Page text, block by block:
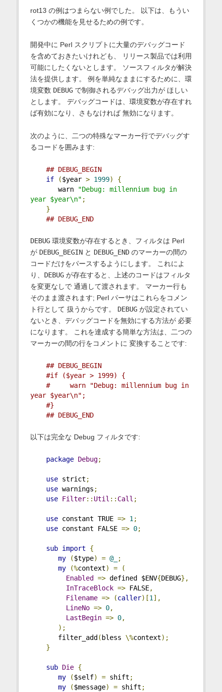
rot13 の例はつまらない例でした。 以下は、もうい
くつかの機能を見せるための例です。
開発中に Perl スクリプトに大量のデバッグコード
を含めておきたいけれども、 リリース製品では利用
可能にしたくないとします。 ソースフィルタが解決
法を提供します。 例を単純なままにするために、環
境変数 DEBUGで制御されるデバッグ出力が ほしい
とします。 デバッグコードは、環境変数が存在すれ
ば有効になり、さもなければ 無効になります。
次のように、二つの特殊なマーカー行でデバッグす
るコードを囲みます:
## DEBUG_BEGIN
if
($year > 1999)
{
warn
"Debug: millennium bug in
year $year\n" ;
}
## DEBUG_END
DEBUG環境変数が存在するとき、フィルタは Perl
が DEBUG_BEGINと DEBUG_ENDのマーカーの間の
コードだけをパースするようにします。 これによ
り、 DEBUGが存在すると、上述のコードはフィルタ
を変更なしで 通過して渡されます。 マーカー行も
そのまま渡されます; Perl パーサはこれらをコメン
ト行として 扱うからです。 DEBUGが設定されてい
ないとき、デバッグコードを無効にする方法が 必要
になります。 これを達成する簡単な方法は、二つの
マーカーの間の行をコメントに 変換することです:
## DEBUG_BEGIN
#if ($year > 1999) {
#     warn "Debug: millennium bug in
year $year\n";
#}
## DEBUG_END
以下は完全な Debug フィルタです:
package Debug;
use strict ;
use warnings ;
use Filter:: Util :: Call ;
use constant TRUE => 1;
use constant FALSE => 0;
sub import
{
my
($type) = @_
;
my
(%context) =
(
Enabled
=> defined $ENV{DEBUG},
InTraceBlock => FALSE,
Filename => (caller)[1],
LineNo => 0,
LastBegin => 0,
);
filter_add ( bless \%context);
}
sub Die {
my
($self) = shift ;
my
($message) = shift ;